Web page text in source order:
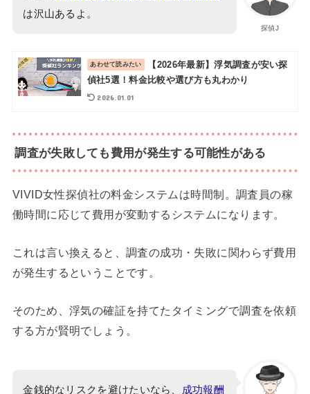
探偵J
は沢山あるよ。
【2026年最新】浮気調査が安い探
偵社5選！料金比較や選び方も丸わかり
2026.01.01
調査が失敗しても費用が発生する可能性がある
VIVID女性探偵社の料金システムは時間制。調査員の稼
働時間に応じて費用が変動するシステムになります。
これは言い換えると、調査の成功・失敗に関わらず費用
が発生するということです。
そのため、浮気の確証を持てたタイミングで調査を依頼
する方が賢明でしょう。
金銭的なリスクを避けたいなら、
成功報酬